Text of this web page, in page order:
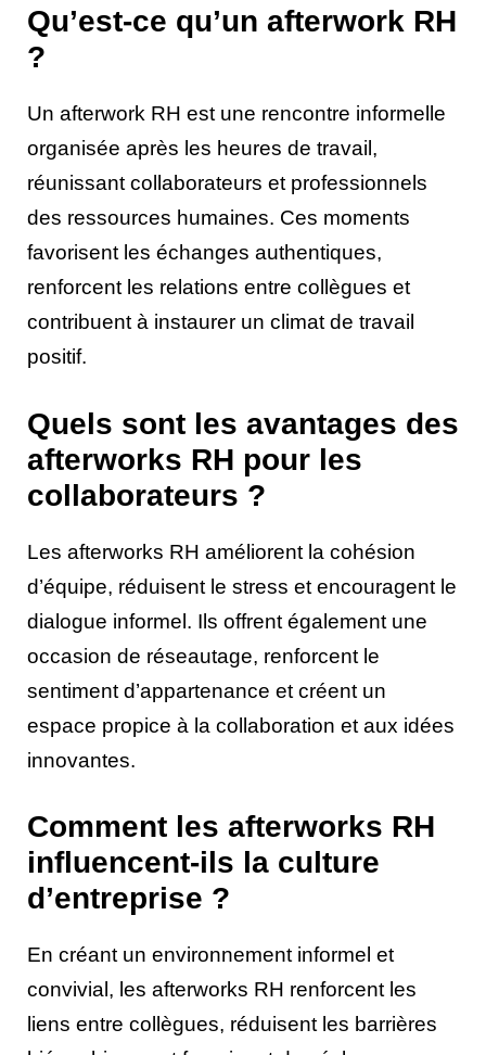
Qu’est-ce qu’un afterwork RH
?
Un afterwork RH est une rencontre informelle
organisée après les heures de travail,
réunissant collaborateurs et professionnels
des ressources humaines. Ces moments
favorisent les échanges authentiques,
renforcent les relations entre collègues et
contribuent à instaurer un climat de travail
positif.
Quels sont les avantages des
afterworks RH pour les
collaborateurs ?
Les afterworks RH améliorent la cohésion
d’équipe, réduisent le stress et encouragent le
dialogue informel. Ils offrent également une
occasion de réseautage, renforcent le
sentiment d’appartenance et créent un
espace propice à la collaboration et aux idées
innovantes.
Comment les afterworks RH
influencent-ils la culture
d’entreprise ?
En créant un environnement informel et
convivial, les afterworks RH renforcent les
liens entre collègues, réduisent les barrières